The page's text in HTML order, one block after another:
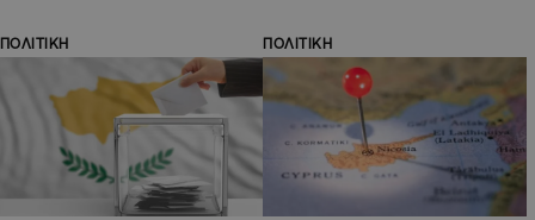
ΠΟΛΙΤΙΚΗ ΠΟΛΙΤΙΚΗ